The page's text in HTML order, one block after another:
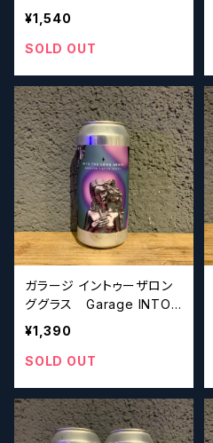
¥1,540
SOLD OUT
ガラージ イントゥーザロン
ググラス Garage INTO
THE LONG GRASS
¥1,390
SOLD OUT